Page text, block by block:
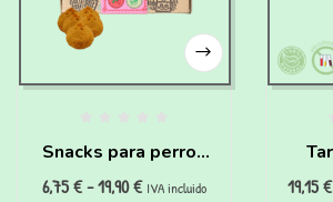
Snacks para perros
con problemas
6,75€-19,90€ IVA incluido 19,15€